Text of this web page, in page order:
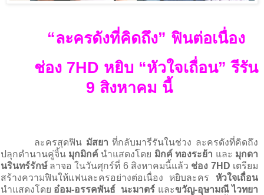
“ละครดังที่คิดถึง” ฟินต่อเนื่อง
ช่อง 7HD หยิบ “หัวใจเถื่อน” รีรัน
9 สิงหาคม นี้
ละครสุดฟิน มัสยา ที่กลับมารีรันในช่วง ละครดังที่คิดถึง
ปลุกตำนานคู่จิ้น มุกมิกค์ นำแสดงโดย มิกค์ ทองระย้า และ มุกดา
นรินทร์รักษ์ลาจอ ในวันศุกร์ที่ 6 สิงหาคมนี้แล้ว ช่อง 7HD เตรียม
สร้างความฟินให้แฟนละครอย่างต่อเนื่อง หยิบละคร หัวใจเถื่อน
นำแสดงโดย อ๋อม-อรรคพันธ์ นะมาตร์ และขวัญ-อุษามณี ไวทยา